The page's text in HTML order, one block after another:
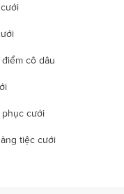
điểm cô dâu
phục cưới
tiệc cưới